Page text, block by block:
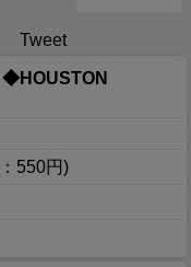
Tweet
◆HOUSTON
550円)